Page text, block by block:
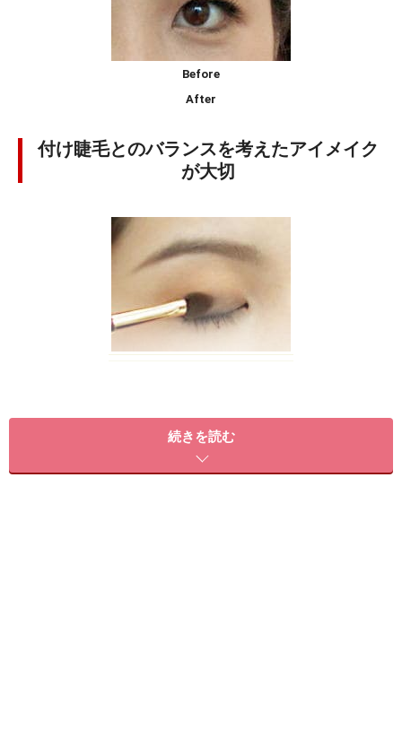
Before
After
付け睫毛とのバランスを考えたアイメイク
が大切
必ずグラデーションアイメイクで目のキワに行くにした
がって色を重たく仕上げていくのがポイント。付け睫毛
を付けたときに、何だか睫毛だけが際立ち過ぎて浮いて
続きを読む